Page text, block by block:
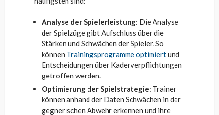
Analyse der Spielerleistung: Die Analyse
der Spielzüge gibt Aufschluss über die
Stärken und Schwächen der Spieler. So
können Trainingsprogramme optimiertund
Entscheidungen über Kaderverpflichtungen
getroffen werden.
Optimierung der Spielstrategie: Trainer
können anhand der Daten Schwächen in der
gegnerischen Abwehr erkennen und ihre